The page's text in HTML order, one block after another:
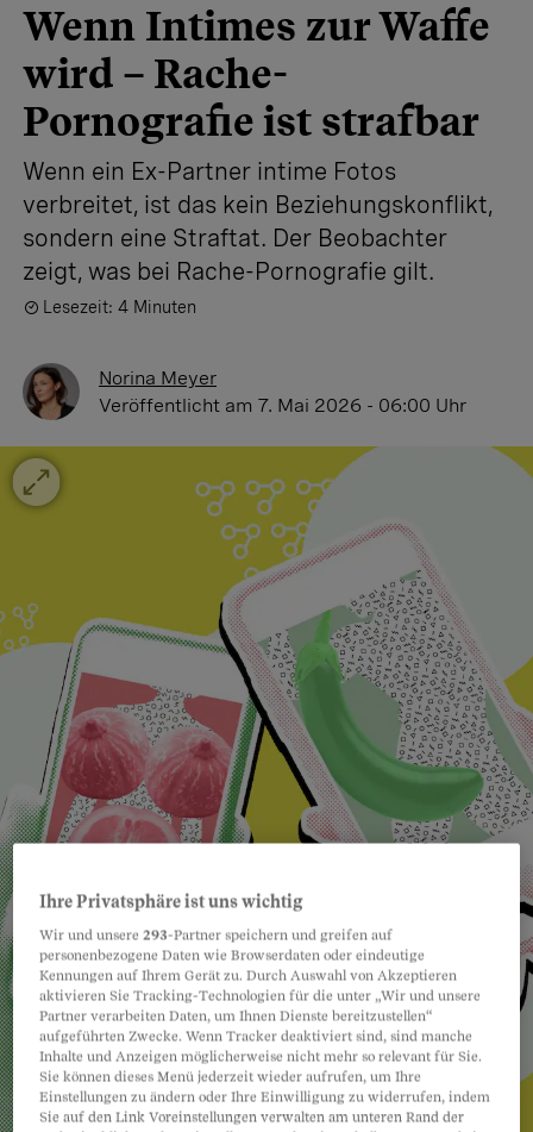
Wenn Intimes zur Waffe
wird – Rache-
Pornografie ist strafbar
Wenn ein Ex-Partner intime Fotos
verbreitet, ist das kein Beziehungskonflikt,
sondern eine Straftat. Der Beobachter
zeigt, was bei Rache-Pornografie gilt.
Lesezeit: 4 Minuten
Norina Meyer
Veröffentlicht am 7. Mai 2026 - 06:00 Uhr
Ihre Privatsphäre ist uns wichtig
Wir und unsere293-Partner speichern und greifen auf
personenbezogene Daten wie Browserdaten oder eindeutige
Kennungen auf Ihrem Gerät zu. Durch Auswahl von Akzeptieren
aktivieren Sie Tracking-Technologien für die unter „Wir und unsere
Partner verarbeiten Daten, um Ihnen Dienste bereitzustellen“
aufgeführten Zwecke. Wenn Tracker deaktiviert sind, sind manche
Inhalte und Anzeigen möglicherweise nicht mehr so relevant für Sie.
Sie können dieses Menü jederzeit wieder aufrufen, um Ihre
Einstellungen zu ändern oder Ihre Einwilligung zu widerrufen, indem
Sie auf den Link Voreinstellungen verwalten am unteren Rand der